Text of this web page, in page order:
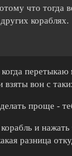
что тогда
кораблях.
взяты вон с
проще -
и
разница